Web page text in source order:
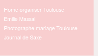
Home organiser Toulouse
Emilie Massal
Photographe mariage Toulouse
Journal de Saxe